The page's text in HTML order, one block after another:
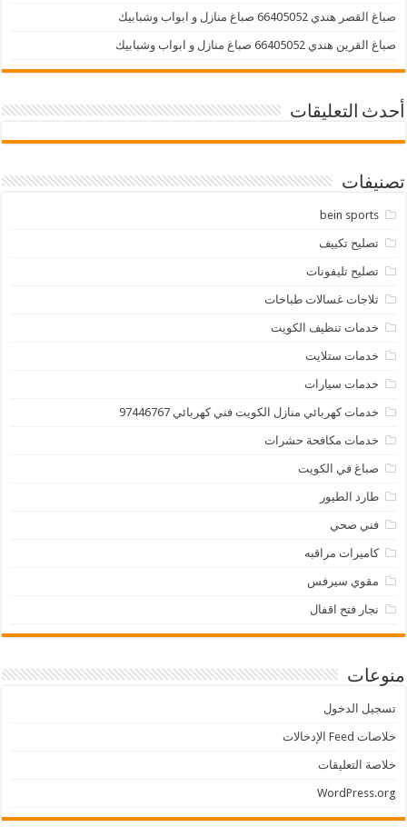
صباغ القصر هندي 66405052 صباغ منازل و ابواب وشبابيك
صباغ القرين هندي 66405052 صباغ منازل و ابواب وشبابيك
أحدث التعليقات
تصنيفات
bein sports
تصليح تكييف
تصليح تليفونات
ثلاجات غسالات طباخات
خدمات تنظيف الكويت
خدمات ستلايت
خدمات سيارات
خدمات كهربائي منازل الكويت فني كهربائي 97446767
خدمات مكافحة حشرات
صباغ في الكويت
طارد الطيور
فني صحي
كاميرات مراقبه
مقوي سيرفس
نجار فتح اقفال
منوعات
تسجيل الدخول
خلاصات Feed الإدخالات
خلاصة التعليقات
WordPress.org